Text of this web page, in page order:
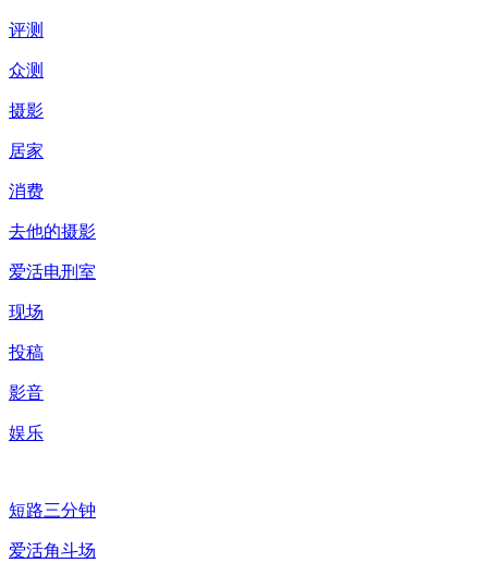
评测
众测
摄影
居家
消费
去他的摄影
爱活电刑室
现场
投稿
影音
娱乐
短路三分钟
爱活角斗场